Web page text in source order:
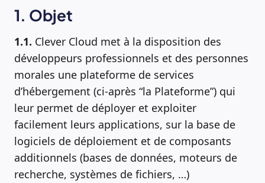
1. Objet
1.1. Clever Cloud met à la disposition des
développeurs professionnels et des personnes
morales une plateforme de services
d’hébergement (ci-après “la Plateforme”) qui
leur permet de déployer et exploiter
facilement leurs applications, sur la base de
logiciels de déploiement et de composants
additionnels (bases de données, moteurs de
recherche, systèmes de fichiers, …)